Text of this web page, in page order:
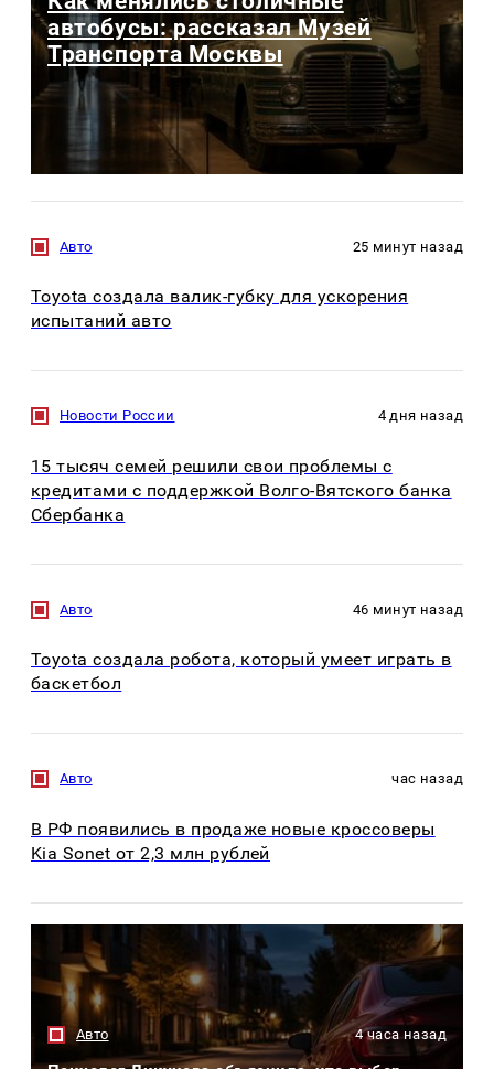
автобусы: рассказал Музей
Транспорта Москвы
Авто 25 минут назад
Toyota создала валик-губку для ускорения
испытаний авто
Новости России 4 дня назад
15 тысяч семей решили свои проблемы с
кредитами с поддержкой Волго-Вятского банка
Сбербанка
Авто 46 минут назад
Toyota создала робота, который умеет играть в
баскетбол
Авто час назад
В РФ появились в продаже новые кроссоверы
Kia Sonet от 2,3 млн рублей
Авто 4 часа назад